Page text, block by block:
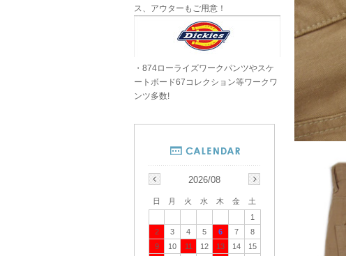
ス、アウターもご用意！
・874ローライズワークパンツやスケ
ートボード67コレクション等ワークワ
ンツ多数!
2026/08
日 月 火 水 木 金
土
1
2
3 4 5 6 7
8
9
10 11 12 13 14
15